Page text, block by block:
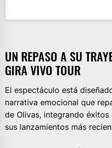
UN REPASO A SU
GIRA VIVO TOUR
El espectáculo está
narrativa emocional que
de Olivas, integrando
sus lanzamientos más